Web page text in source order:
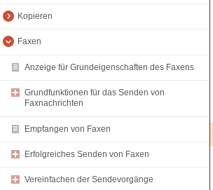
Kopieren
Faxen
Anzeige für Grundeigenschaften des Faxens
Grundfunktionen für das Senden von
Faxnachrichten
Empfangen von Faxen
Erfolgreiches Senden von Faxen
Vereinfachen der Sendevorgänge